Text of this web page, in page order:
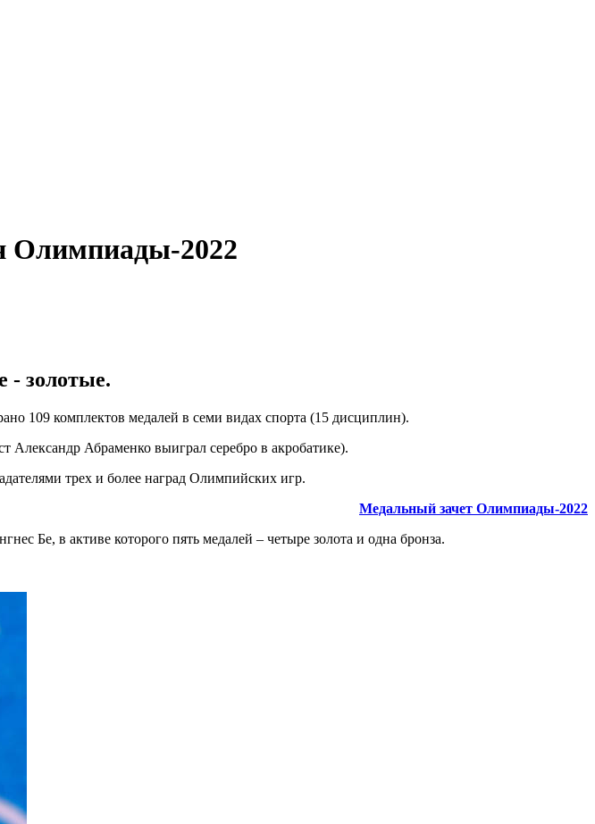
Олимпиады-2022
- золотые.
109 комплектов медалей в семи видах спорта (15 дисциплин).
Александр Абраменко выиграл серебро в акробатике).
трех и более наград Олимпийских игр.
Медальный зачет Олимпиады-2022
Бе, в активе которого пять медалей – четыре золота и одна бронза.